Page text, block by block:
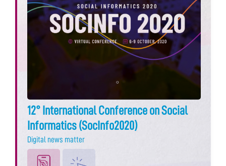
12° International Conference on Social
Informatics (SocInfo2020)
Digital news matter